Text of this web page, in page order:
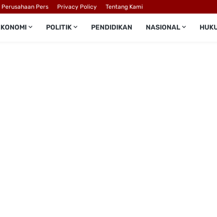
Pers Privacy Policy Tentang Kami
POLITIK PENDIDIKAN NASIONAL